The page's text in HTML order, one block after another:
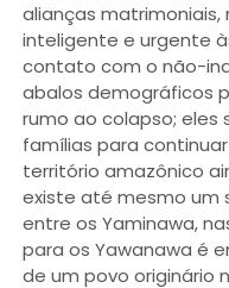
alianças
inteligente e urgente
contato com o não-
abalos demográficos
rumo ao colapso; eles
famílias para
território amazônico
existe até mesmo um
entre os Yaminawa,
para os Yawanawa é
de um povo originário